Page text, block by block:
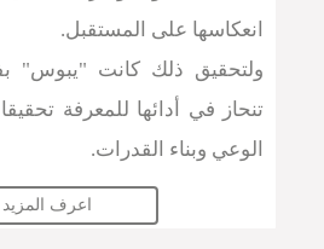
انعكاسها على المستقبل.
ولتحقيق ذلك كانت "يبوس"
تنحاز في أدائها للمعرفة
الوعي وبناء القدرات.
اعرف المزيد